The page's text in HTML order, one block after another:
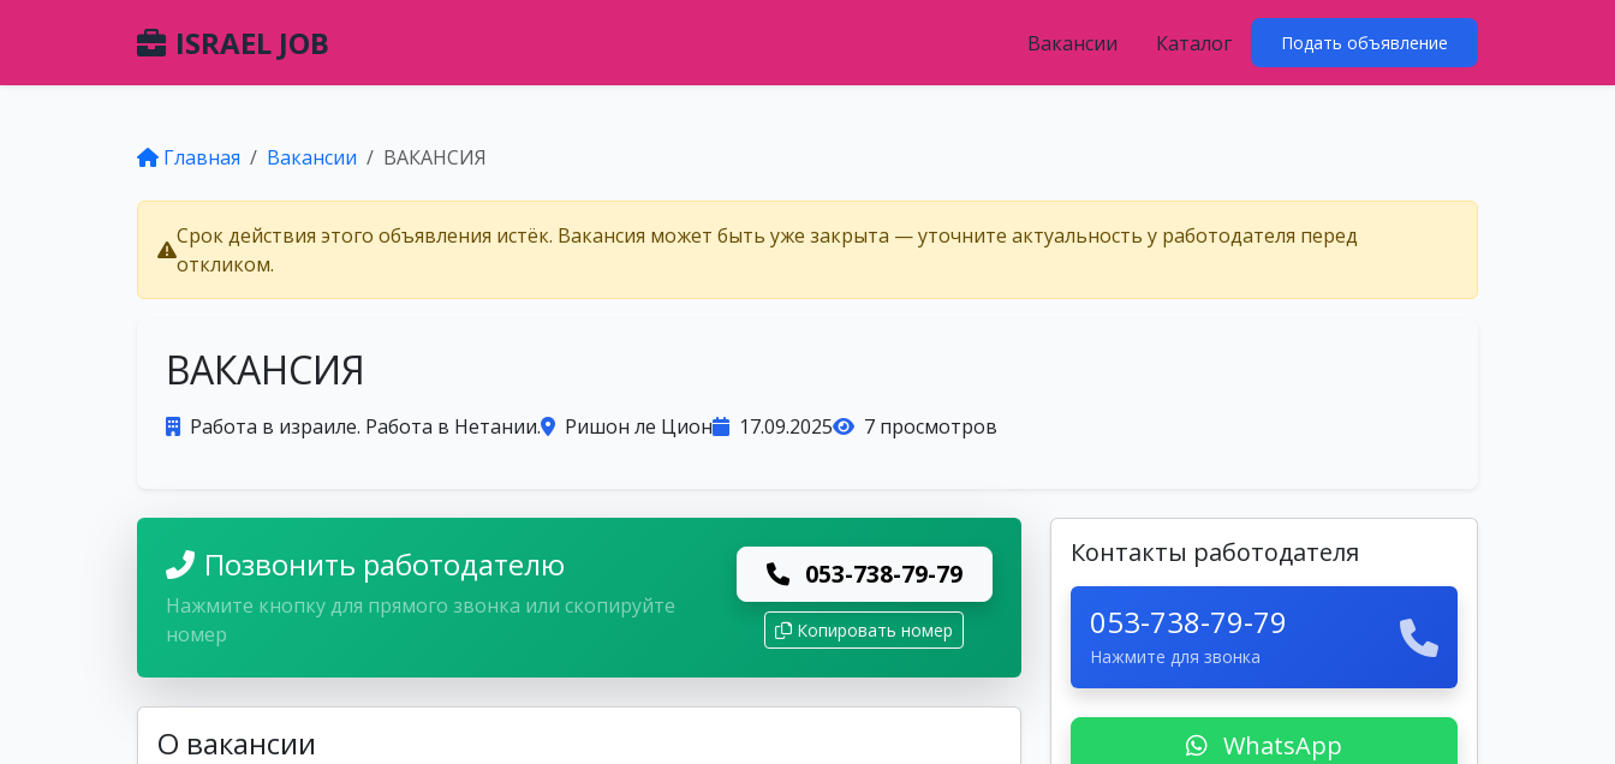
ISRAEL JOB Вакансии Каталог Подать объявление
Главная Вакансии ВАКАНСИЯ
Срок действия этого объявления истёк. Вакансия может быть уже закрыта — уточните актуальность у работодателя перед
откликом.
ВАКАНСИЯ
Работа в израиле. Работа в Нетании. Ришон ле Цион 17.09.2025 7 просмотров
Позвонить работодателю
Нажмите кнопку для прямого звонка или скопируйте
номер
053-738-79-79
Копировать номер
О вакансии
Контакты работодателя
053-738-79-79
Нажмите для звонка
WhatsApp